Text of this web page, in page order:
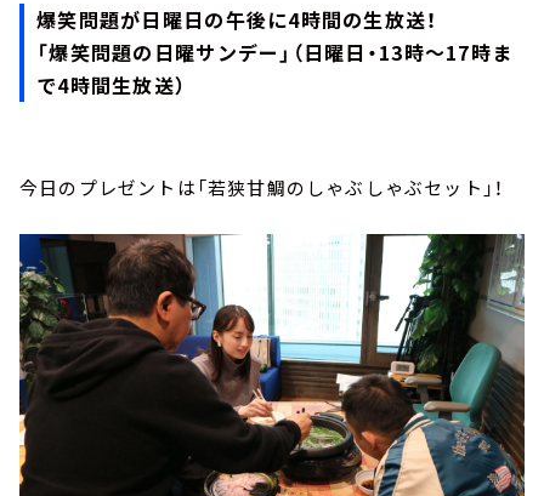
爆笑問題が日曜日の午後に4時間の生放送！
「爆笑問題の日曜サンデー」（日曜日・13時～17時ま
で4時間生放送）
今日のプレゼントは「若狭甘鯛のしゃぶしゃぶセット」！